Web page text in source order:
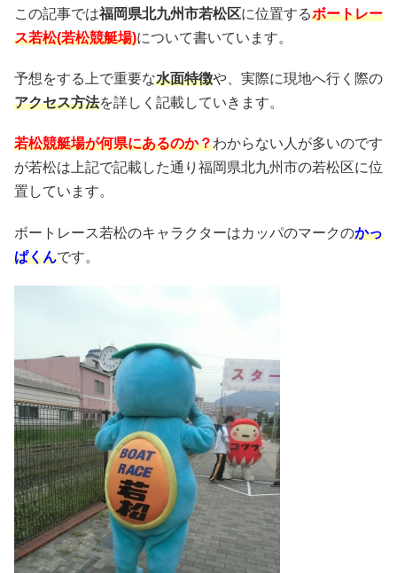
この記事では福岡県北九州市若松区に位置するボートレー
ス若松(若松競艇場)について書いています。
予想をする上で重要な水面特徴や、実際に現地へ行く際の
アクセス方法を詳しく記載していきます。
若松競艇場が何県にあるのか？わからない人が多いのです
が若松は上記で記載した通り福岡県北九州市の若松区に位
置しています。
ボートレース若松のキャラクターはカッパのマークのかっ
ぱくんです。